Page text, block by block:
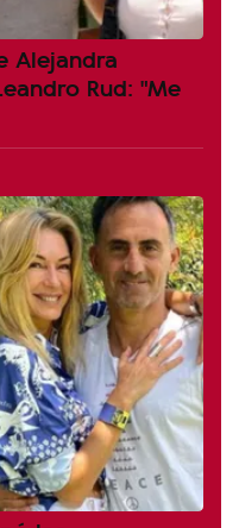
Alejandra
Rud: "Me